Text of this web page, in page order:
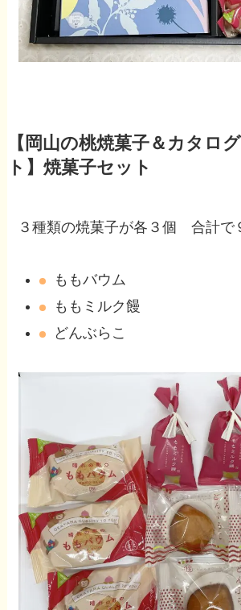
【岡山の桃焼菓子＆カタロ
ト】焼菓子セット
３種類の焼菓子が各３個 合計で
ももバウム
ももミルク饅
どんぶらこ